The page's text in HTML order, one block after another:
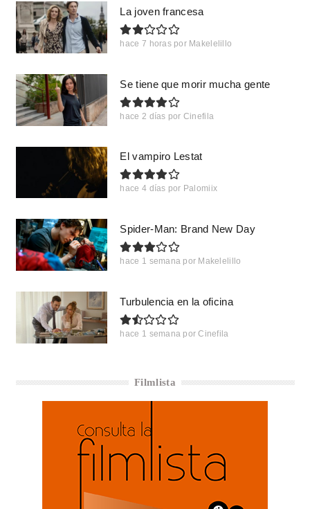
La joven francesa
hace 7 horas por Makelelillo
Se tiene que morir mucha gente
hace 2 días por Cinefila
El vampiro Lestat
hace 4 días por Palomiix
Spider-Man: Brand New Day
hace 1 semana por Makelelillo
Turbulencia en la oficina
hace 1 semana por Cinefila
Filmlista